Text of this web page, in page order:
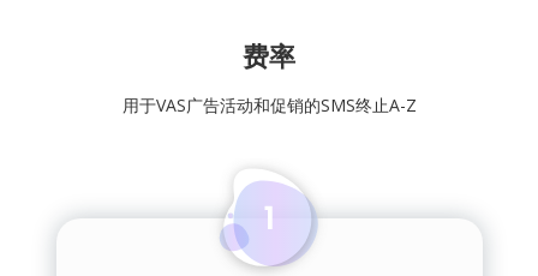
费率
用于VAS广告活动和促销的SMS终止А-Z